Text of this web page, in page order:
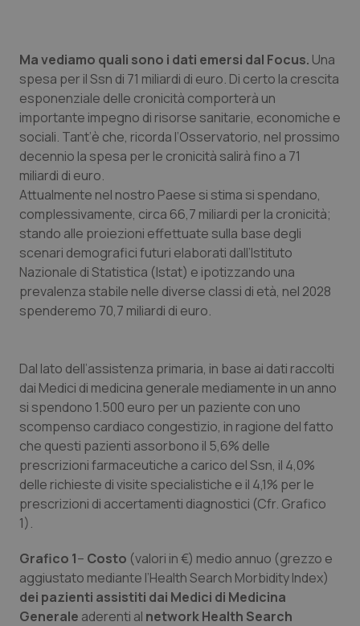
Ma vediamo quali sono i dati emersi dal Focus. Una
spesa per il Ssn di 71 miliardi di euro. Di certo la crescita
esponenziale delle cronicità comporterà un
importante impegno di risorse sanitarie, economiche e
sociali. Tant’è che, ricorda l’Osservatorio, nel prossimo
decennio la spesa per le cronicità salirà fino a 71
miliardi di euro.
Attualmente nel nostro Paese si stima si spendano,
complessivamente, circa 66,7 miliardi per la cronicità;
stando alle proiezioni effettuate sulla base degli
scenari demografici futuri elaborati dall’Istituto
Nazionale di Statistica (Istat) e ipotizzando una
prevalenza stabile nelle diverse classi di età, nel 2028
spenderemo 70,7 miliardi di euro.
Dal lato dell’assistenza primaria, in base ai dati raccolti
dai Medici di medicina generale mediamente in un anno
si spendono 1.500 euro per un paziente con uno
scompenso cardiaco congestizio, in ragione del fatto
che questi pazienti assorbono il 5,6% delle
prescrizioni farmaceutiche a carico del Ssn, il 4,0%
delle richieste di visite specialistiche e il 4,1% per le
prescrizioni di accertamenti diagnostici (Cfr. Grafico
1).
Grafico 1– Costo (valori in €) medio annuo (grezzo e
aggiustato mediante l’Health Search Morbidity Index)
dei pazienti assistiti dai Medici di Medicina
Generale aderenti al network Health Search